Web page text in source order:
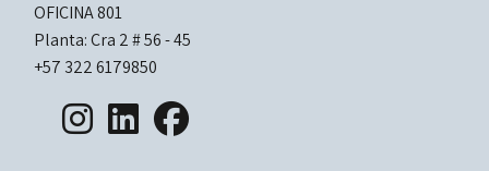
OFICINA 801
Planta: Cra 2 # 56 - 45
+57 322 6179850